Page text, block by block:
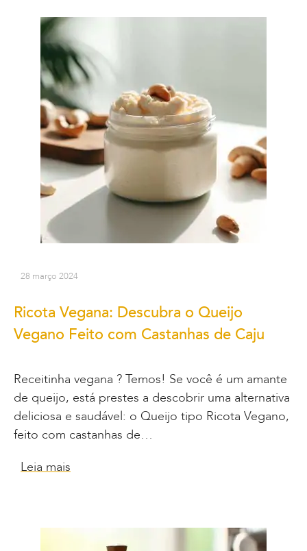
28 março 2024
Ricota Vegana: Descubra o Queijo
Vegano Feito com Castanhas de Caju
Receitinha vegana ? Temos! Se você é um amante
de queijo, está prestes a descobrir uma alternativa
deliciosa e saudável: o Queijo tipo Ricota Vegano,
feito com castanhas de…
Leia mais